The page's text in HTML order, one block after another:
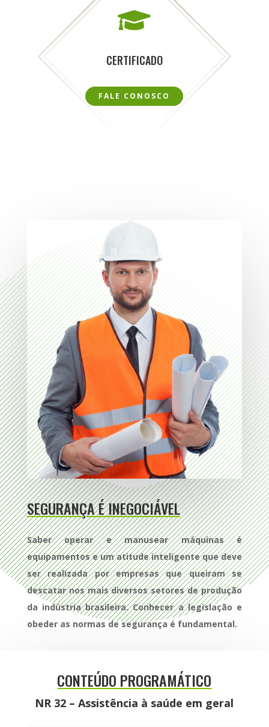

CERTIFICADO
FALE CONOSCO
SEGURANÇA É INEGOCIÁVEL
Saber operar e manusear máquinas é
equipamentos e um atitude inteligente que deve
ser realizada por empresas que queiram se
descatar nos mais diversos setores de produção
da indústria brasileira. Conhecer a legislação e
obeder as normas de segurança é fundamental.
CONTEÚDO PROGRAMÁTICO
NR 32 – Assistência à saúde em geral